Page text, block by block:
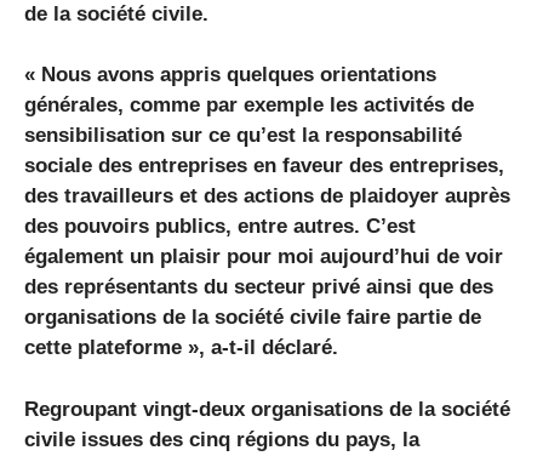
de la société civile.
« Nous avons appris quelques orientations
générales, comme par exemple les activités de
sensibilisation sur ce qu’est la responsabilité
sociale des entreprises en faveur des entreprises,
des travailleurs et des actions de plaidoyer auprès
des pouvoirs publics, entre autres. C’est
également un plaisir pour moi aujourd’hui de voir
des représentants du secteur privé ainsi que des
organisations de la société civile faire partie de
cette plateforme », a-t-il déclaré.
Regroupant vingt-deux organisations de la société
civile issues des cinq régions du pays, la